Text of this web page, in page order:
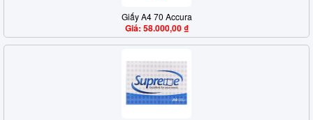
Giấy A4 70 Accura
Giá: 58.000,00 ₫